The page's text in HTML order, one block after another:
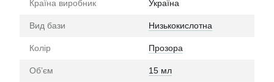
Країна виробник Україна
Вид бази Низькокислотна
Колір Прозора
Обʼєм 15 мл